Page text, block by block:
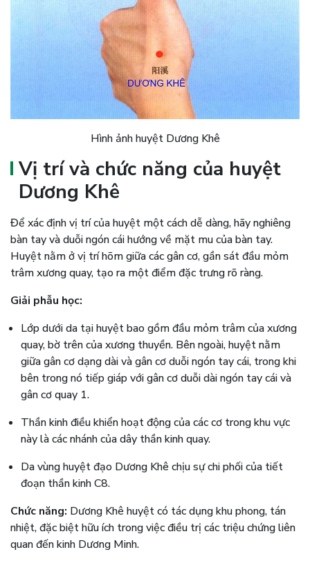
Hình ảnh huyệt Dương Khê
Vị trí và chức năng của huyệt
Dương Khê
Để xác định vị trí của huyệt một cách dễ dàng, hãy nghiêng
bàn tay và duỗi ngón cái hướng về mặt mu của bàn tay.
Huyệt nằm ở vị trí hõm giữa các gân cơ, gần sát đầu mỏm
trâm xương quay, tạo ra một điểm đặc trưng rõ ràng.
Giải phẫu học:
Lớp dưới da tại huyệt bao gồm đầu mỏm trâm của xương
quay, bờ trên của xương thuyền. Bên ngoài, huyệt nằm
giữa gân cơ dạng dài và gân cơ duỗi ngón tay cái, trong khi
bên trong nó tiếp giáp với gân cơ duỗi dài ngón tay cái và
gân cơ quay 1.
Thần kinh điều khiển hoạt động của các cơ trong khu vực
này là các nhánh của dây thần kinh quay.
Da vùng huyệt đạo Dương Khê chịu sự chi phối của tiết
đoạn thần kinh C8.
Chức năng: Dương Khê huyệt có tác dụng khu phong, tán
nhiệt, đặc biệt hữu ích trong việc điều trị các triệu chứng liên
quan đến kinh Dương Minh.